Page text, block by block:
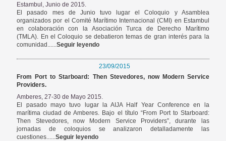
Estambul, Junio de 2015.
El pasado mes de Junio tuvo lugar el Coloquio y Asamblea
organizados por el Comité Marítimo Internacional (CMI) en Estambul
en colaboración con la Asociación Turca de Derecho Marítimo
(TMLA). En el Coloquio se debatieron temas de gran interés para la
comunidad......Seguir leyendo
23/09/2015
From Port to Starboard: Then Stevedores, now Modern Service
Providers.
Amberes, 27-30 de Mayo 2015.
El pasado mayo tuvo lugar la AIJA Half Year Conference en la
marítima ciudad de Amberes. Bajo el título “From Port to Starboard:
Then Stevedores, now Modern Service Providers”, durante las
jornadas de coloquios se analizaron detalladamente las
cuestiones......Seguir leyendo